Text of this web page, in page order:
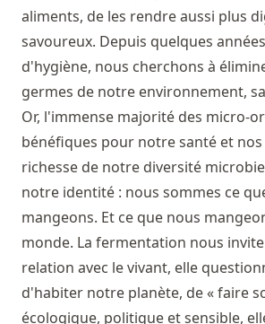
aliments, de les rendre aussi plus
savoureux. Depuis quelques
d'hygiène, nous cherchons à
germes de notre environnement,
Or, l'immense majorité des micro-
bénéfiques pour notre santé et nos
richesse de notre diversité
notre identité : nous sommes ce
mangeons. Et ce que nous
monde. La fermentation nous
relation avec le vivant, elle
d'habiter notre planète, de « faire
écologique, politique et sensible,